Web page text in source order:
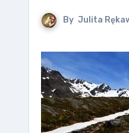
By Julita